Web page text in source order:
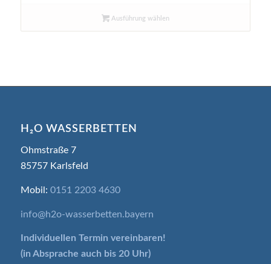
Ausführung wählen
H₂O WASSERBETTEN
Ohmstraße 7
85757 Karlsfeld
Mobil: 0151 2203 4630
info@h2o-wasserbetten.bayern
Individuellen Termin vereinbaren!
(in Absprache auch bis 20 Uhr)